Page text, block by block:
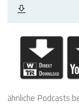
ähnliche Podcasts